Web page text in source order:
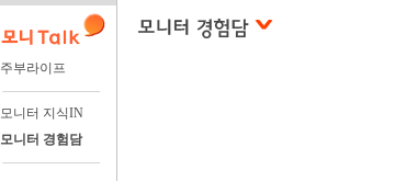
주부라이프
모니터 지식IN
모니터 경험담